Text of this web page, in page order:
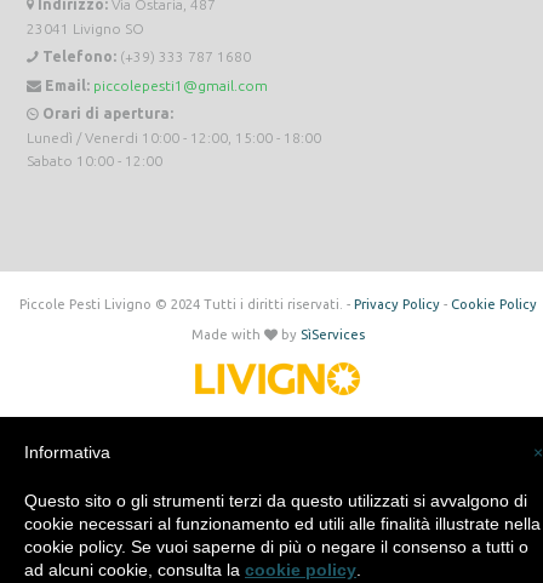
Indirizzo: Via Ostaria, 487
23041 Livigno SO
Telefono: (+39) 333 787 1680
Email: piccolepesti1@gmail.com
Orari di apertura:
Lunedì / Venerdi 10:00 - 12:00, 15:00 - 18:00
Sabato 10:00 - 12:00
Piccole Pesti Livigno © 2024 Tutti i diritti riservati. - Privacy Policy- Cookie Policy
Made with by SìServices
×
Informativa
Questo sito o gli strumenti terzi da questo utilizzati si avvalgono di
cookie necessari al funzionamento ed utili alle finalità illustrate nella
cookie policy. Se vuoi saperne di più o negare il consenso a tutti o
ad alcuni cookie, consulta la cookie policy